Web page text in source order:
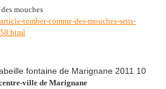
mouches
tomber-comme-des-mouches-sens-
ville de Marignane